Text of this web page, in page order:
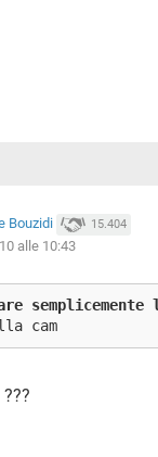
Bouzidi 15.404
alle 10:43
semplicemente
cam